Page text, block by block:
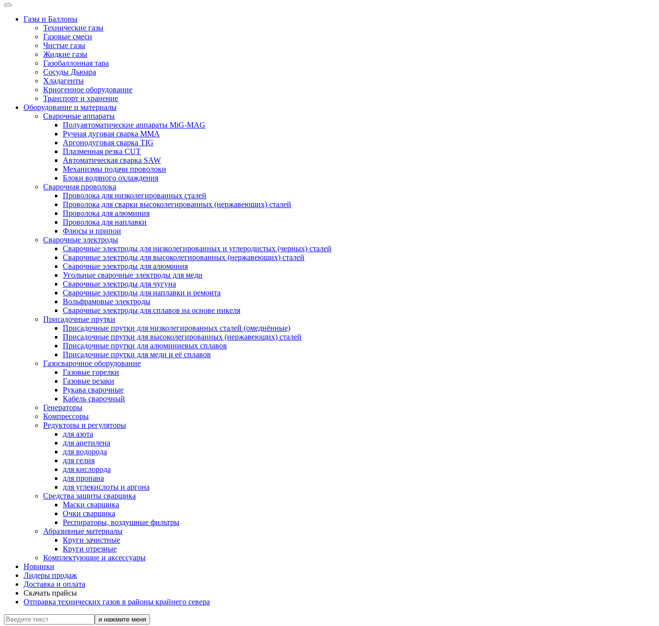
Газы и Баллоны
Технические газы
Газовые смеси
Чистые газы
Жидкие газы
Газобаллонная тара
Сосуды Дьюара
Хладагенты
Криогенное оборудование
Транспорт и хранение
Оборудование и материалы
Сварочные аппараты
Полуавтоматические аппараты MiG-MAG
Ручная дуговая сварка MMA
Аргонодуговая сварка TIG
Плазменная резка CUT
Автоматическая сварка SAW
Механизмы подачи проволоки
Блоки водяного охлаждения
Сварочная проволока
Проволока для низколегированных сталей
Проволока для сварки высоколегированных (нержавеющих) сталей
Проволока для алюминия
Проволока для наплавки
Флюсы и припои
Сварочные электроды
Сварочные электроды для низколегированных и углеродистых (черных) сталей
Сварочные электроды для высоколегированных (нержавеющих) сталей
Сварочные электроды для алюминия
Угольные сварочные электроды для меди
Сварочные электроды для чугуна
Сварочные электроды для наплавки и ремонта
Вольфрамовые электроды
Сварочные электроды для сплавов на основе никеля
Присадочные прутки
Присадочные прутки для низколегированных сталей (омеднённые)
Присадочные прутки для высоколегированных (нержавеющих) сталей
Присадочные прутки для алюминиевых сплавов
Присадочные прутки для меди и её сплавов
Газосварочное оборудование
Газовые горелки
Газовые резаки
Рукава сварочные
Кабель сварочный
Генераторы
Компрессоры
Редукторы и регуляторы
для азота
для ацетилена
для водорода
для гелия
для кислорода
для пропана
для углекислоты и аргона
Средства защиты сварщика
Маски сварщика
Очки сварщика
Респираторы, воздушные фильтры
Абразивные материалы
Круги зачистные
Круги отрезные
Комплектующие и аксессуары
Новинки
Лидеры продаж
Доставка и оплата
Скачать прайсы
Отправка технических газов в районы крайнего севера